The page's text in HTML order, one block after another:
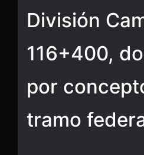
División
116+400,
por
tramo